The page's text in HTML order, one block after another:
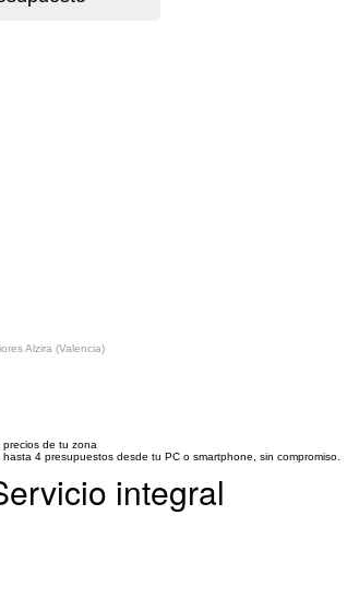
Alzira (Valencia)
precios de tu zona
hasta 4 presupuestos desde tu PC o smartphone, sin compromiso.
integral